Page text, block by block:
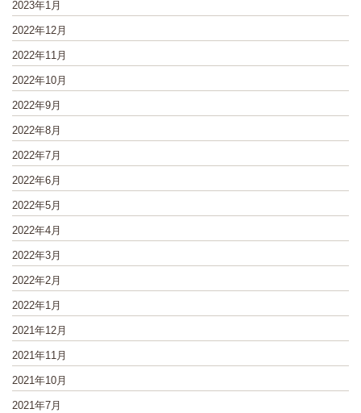
2023年1月
2022年12月
2022年11月
2022年10月
2022年9月
2022年8月
2022年7月
2022年6月
2022年5月
2022年4月
2022年3月
2022年2月
2022年1月
2021年12月
2021年11月
2021年10月
2021年7月